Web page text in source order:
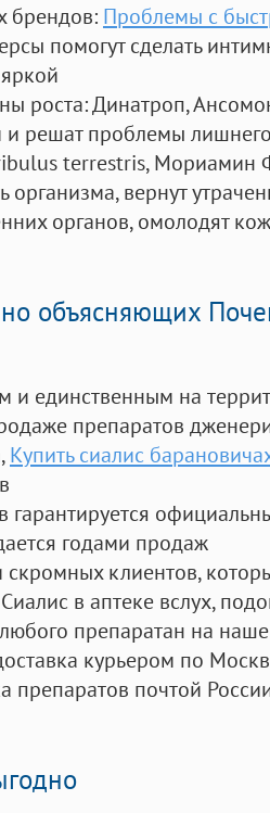
брендов: Проблемы с
помогут сделать
роста: Динатроп,
и решат проблемы
terrestris, Мориамин
организма, вернут
органов, омолодят
объясняющих
единственным на
препаратов
, Купить сиалис
гарантируется
годами продаж
скромных клиентов,
в аптеке вслух,
препаратан на
курьером по
препаратов почтой